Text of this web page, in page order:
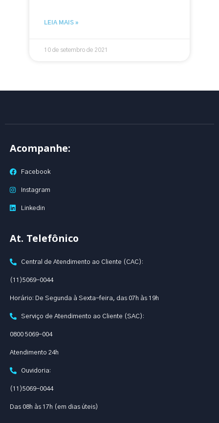
LEIA MAIS »
10 de setembro de 2021
At. Telefônico
Central de Atendimento ao Cliente (CAC):
(11)5069-0044
Horário: De Segunda à Sexta-feira, das 07h às 19h
Serviço de Atendimento ao Cliente (SAC):
0800 5069-004
Atendimento 24h
Ouvidoria:
(11)5069-0044
Das 08h às 17h (em dias úteis)
Acompanhe:
Facebook
Instagram
Linkedin